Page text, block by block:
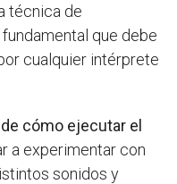
técnica de
que debe
cualquier intérprete
cómo ejecutar el
a experimentar con
sonidos y